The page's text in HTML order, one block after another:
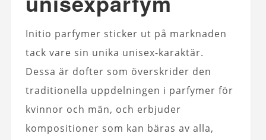
Initio parfymer sticker ut på marknaden
tack vare sin unika unisex-karaktär.
Dessa är dofter som överskrider den
traditionella uppdelningen i parfymer för
kvinnor och män, och erbjuder
kompositioner som kan bäras av alla,